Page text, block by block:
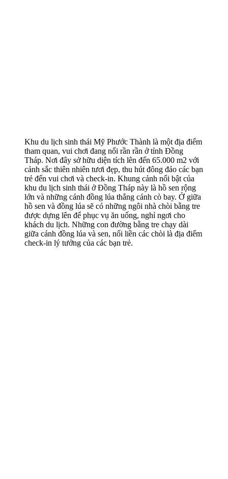
Khu du lịch sinh thái Mỹ Phước Thành là một địa điểm
tham quan, vui chơi đang nổi rần rần ở tỉnh Đồng
Tháp. Nơi đây sở hữu diện tích lên đến 65.000 m2 với
cảnh sắc thiên nhiên tươi đẹp, thu hút đông đảo các bạn
trẻ đến vui chơi và check-in. Khung cảnh nổi bật của
khu du lịch sinh thái ở Đồng Tháp này là hồ sen rộng
lớn và những cánh đồng lúa thẳng cánh cò bay. Ở giữa
hồ sen và đồng lúa sẽ có những ngôi nhà chòi bằng tre
được dựng lên để phục vụ ăn uống, nghỉ ngơi cho
khách du lịch. Những con đường bằng tre chạy dài
giữa cánh đồng lúa và sen, nối liền các chòi là địa điểm
check-in lý tưởng của các bạn trẻ.